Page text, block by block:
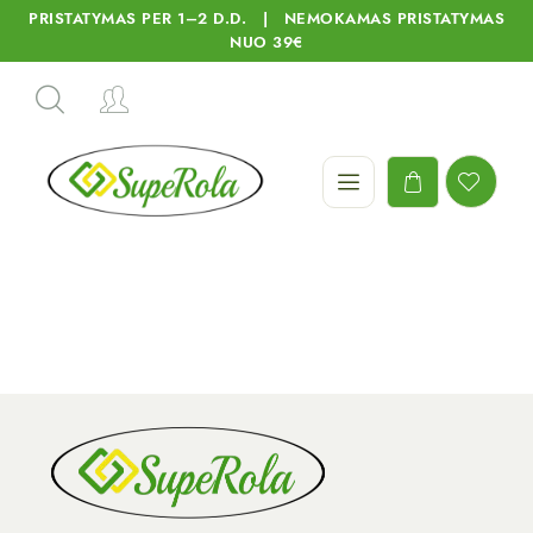
PRISTATYMAS PER 1–2 D.D. | NEMOKAMAS PRISTATYMAS
NUO 39€